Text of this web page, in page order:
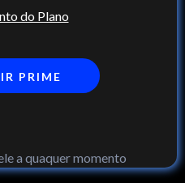
do Plano
PRIME
a quaquer momento